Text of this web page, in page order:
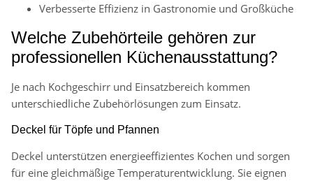
Verbesserte Effizienz in Gastronomie und Großküche
Welche Zubehörteile gehören zur
professionellen Küchenausstattung?
Je nach Kochgeschirr und Einsatzbereich kommen
unterschiedliche Zubehörlösungen zum Einsatz.
Deckel für Töpfe und Pfannen
Deckel unterstützen energieeffizientes Kochen und sorgen
für eine gleichmäßige Temperaturentwicklung. Sie eignen